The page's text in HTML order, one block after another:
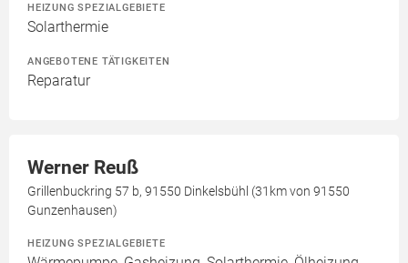
HEIZUNG SPEZIALGEBIETE
Solarthermie
ANGEBOTENE TÄTIGKEITEN
Reparatur
Werner Reuß
Grillenbuckring 57 b, 91550 Dinkelsbühl (31km von 91550
Gunzenhausen)
HEIZUNG SPEZIALGEBIETE